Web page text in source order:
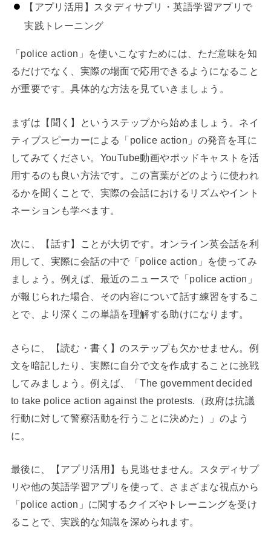
【アプリ活用】スタディサプリ・英語学習アプリで
実践トレーニング
「police action」を使いこなすためには、ただ意味を知
るだけでなく、実際の場面で応用できるようになること
が重要です。具体的な方法を見ていきましょう。
まずは【聞く】というステップから始めましょう。ネイ
ティブスピーカーによる「police action」の発音を耳に
してみてください。YouTube動画やポッドキャストを活
用するのも良い方法です。この言葉がどのように使われ
るかを聞くことで、実際の会話におけるリズムやイント
ネーションも学べます。
次に、【話す】ことが大切です。オンライン英会話を利
用して、実際に会話の中で「police action」を使ってみ
ましょう。例えば、最近のニュースで「police action」
が報じられた場合、その内容について話す練習をするこ
とで、より深くこの単語を理解する助けになります。
さらに、【読む・書く】のステップも欠かせません。例
文を暗記したり、実際に自分で文を作成することに挑戦
してみましょう。例えば、「The government decided
to take police action against the protests.（政府は抗議
行動に対して警察活動を行うことに決めた）」のよう
に。
最後に、【アプリ活用】も見逃せません。スタディサプ
リや他の英語学習アプリを使って、さまざまな視点から
「police action」に関するクイズやトレーニングを受け
ることで、実践的な知識を深められます。